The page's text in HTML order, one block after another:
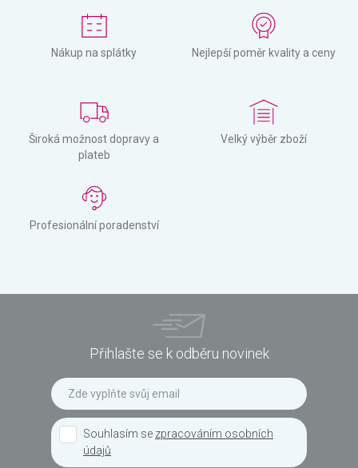
Nákup na splátky Nejlepší poměr kvality a ceny
Široká možnost dopravy a
plateb
Velký výběr zboží
Profesionální poradenství
Přihlašte se k odběru novinek
Souhlasím se zpracováním osobních
údajů